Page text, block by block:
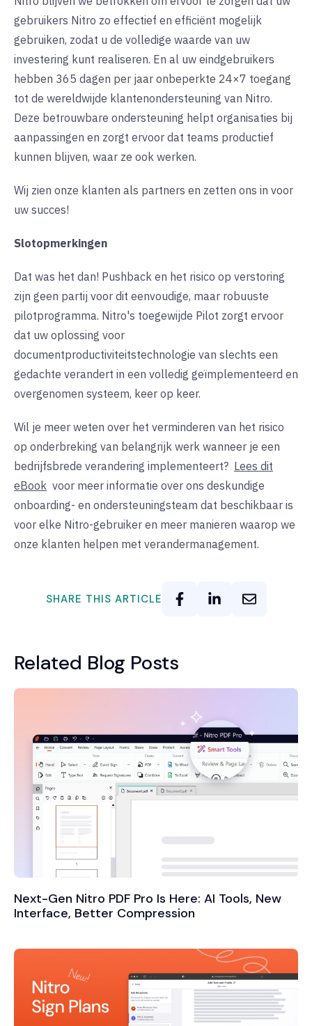
gebruikers Nitro zo effectief en efficiënt mogelijk
gebruiken, zodat u de volledige waarde van uw
investering kunt realiseren. En al uw eindgebruikers
hebben 365 dagen per jaar onbeperkte 24×7 toegang
tot de wereldwijde klantenondersteuning van Nitro.
Deze betrouwbare ondersteuning helpt organisaties bij
aanpassingen en zorgt ervoor dat teams productief
kunnen blijven, waar ze ook werken.
Wij zien onze klanten als partners en zetten ons in voor
uw succes!
Slotopmerkingen
Dat was het dan! Pushback en het risico op verstoring
zijn geen partij voor dit eenvoudige, maar robuuste
pilotprogramma. Nitro's toegewijde Pilot zorgt ervoor
dat uw oplossing voor
documentproductiviteitstechnologie van slechts een
gedachte verandert in een volledig geïmplementeerd en
overgenomen systeem, keer op keer.
Wil je meer weten over het verminderen van het risico
op onderbreking van belangrijk werk wanneer je een
bedrijfsbrede verandering implementeert? Lees dit
eBook voor meer informatie over ons deskundige
onboarding- en ondersteuningsteam dat beschikbaar is
voor elke Nitro-gebruiker en meer manieren waarop we
onze klanten helpen met verandermanagement.
SHARE THIS ARTICLE
Related Blog Posts
Next-Gen Nitro PDF Pro Is Here: AI Tools, New
Interface, Better Compression